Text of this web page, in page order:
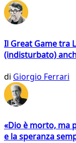
Il Great Game tra
(indisturbato)
di Giorgio Ferrari
«Dio è morto, ma
e la speranza